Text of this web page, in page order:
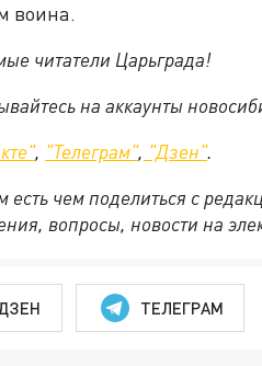
воина.
читатели Царьграда!
на аккаунты
, "Телеграм", "Дзен".
есть чем поделиться с
вопросы, новости на
ДЗЕН ТЕЛЕГРАМ